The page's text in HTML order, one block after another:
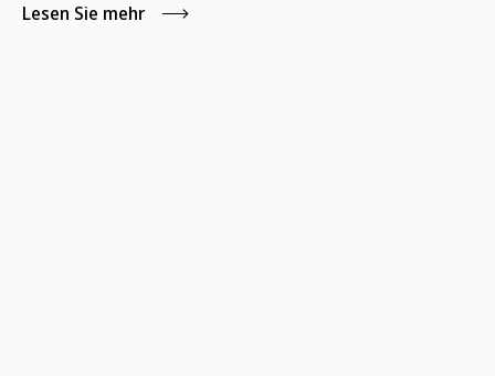
Lesen Sie mehr